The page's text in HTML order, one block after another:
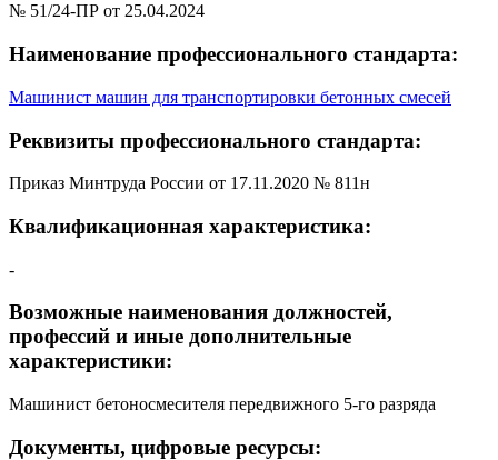
№ 51/24-ПР от 25.04.2024
Наименование профессионального стандарта:
Машинист машин для транспортировки бетонных смесей
Реквизиты профессионального стандарта:
Приказ Минтруда России от 17.11.2020 № 811н
Квалификационная характеристика:
-
Возможные наименования должностей,
профессий и иные дополнительные
характеристики:
Машинист бетоносмесителя передвижного 5-го разряда
Документы, цифровые ресурсы: